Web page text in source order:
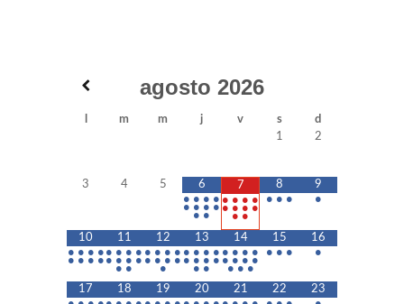
agosto 2026
m m j v s
d
1
2
3 4 5
6
• • • •
• • • •
• •
7
• • • •
• • • •
• •
8
• • •
9
•
10
• • • •
• • • •
11
• • • •
• • • •
• •
12
• • • •
• • • •
•
13
• • • •
• • • •
• •
14
• • • •
• • • •
• • •
15
• • •
16
•
17
18
19
20
21
22
23